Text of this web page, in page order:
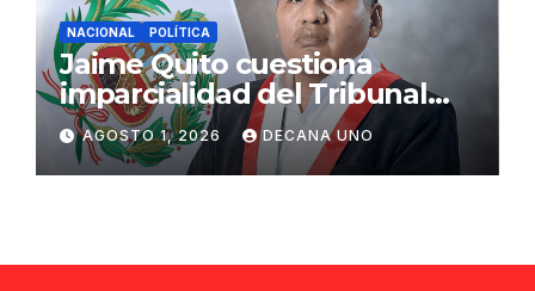
NACIONAL POLÍTICA
Jaime Quito cuestiona
imparcialidad del Tribunal
Constitucional tras liberación
de Ollanta Humala
AGOSTO 1, 2026 DECANA UNO